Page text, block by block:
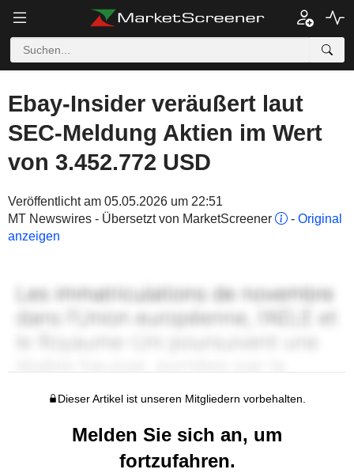
Ebay-Insider veräußert laut
SEC-Meldung Aktien im Wert
von 3.452.772 USD
Veröffentlicht am 05.05.2026 um 22:51
MT Newswires - Übersetzt von MarketScreener
- Original
anzeigen
Dieser Artikel ist unseren Mitgliedern vorbehalten.
Melden Sie sich an, um
fortzufahren.